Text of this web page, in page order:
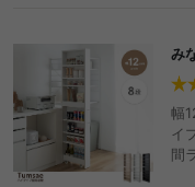
み
幅
イ
間